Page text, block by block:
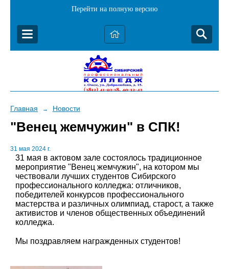
Перейти на полную версию
Главная → Новости
"Венец жемчужин" в СПК!
31 мая 2024 г.
31 мая в актовом зале состоялось традиционное
мероприятие "Венец жемчужин", на котором мы
чествовали лучших студентов Сибирского
профессионального колледжа: отличников,
победителей конкурсов профессионального
мастерства и различных олимпиад, старост, а также
активистов и членов общественных объединений
колледжа.
Мы поздравляем награжденных студентов!